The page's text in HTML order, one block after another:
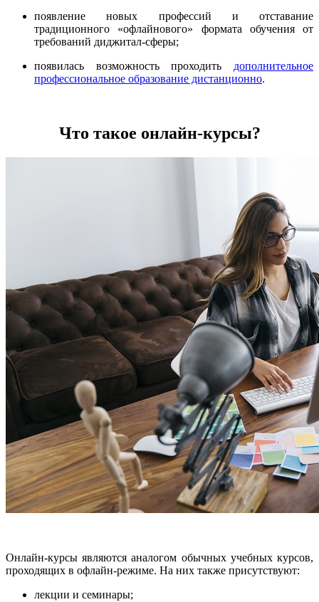
появление новых профессий и отставание
традиционного «офлайнового» формата обучения от
требований диджитал-сферы;
появилась возможность проходить дополнительное
профессиональное образование дистанционно.
Что такое онлайн-курсы?
Онлайн-курсы являются аналогом обычных учебных курсов,
проходящих в офлайн-режиме. На них также присутствуют:
лекции и семинары;